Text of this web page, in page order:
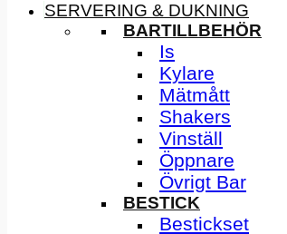
SERVERING & DUKNING
BARTILLBEHÖR
Is
Kylare
Mätmått
Shakers
Vinställ
Öppnare
Övrigt Bar
BESTICK
Bestickset